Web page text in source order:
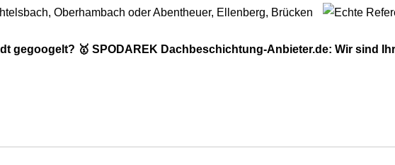
🥇 SPODAREK Dachbeschichtung-Anbieter.de: Wir sind